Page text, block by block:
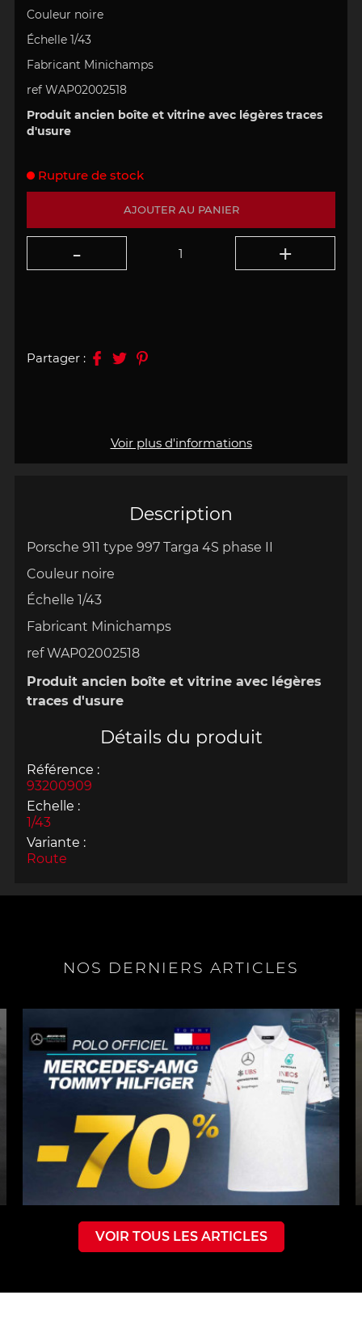
Description
Porsche 911 type 997 Targa 4S phase II
Couleur noire
Échelle 1/43
Fabricant Minichamps
ref WAP02002518
Produit ancien boîte et vitrine avec légères
traces d'usure
Détails du produit
Référence :
93200909
Echelle :
1/43
Variante :
Route
Couleur noire
Échelle 1/43
Fabricant Minichamps
ref WAP02002518
Produit ancien boîte et vitrine avec légères traces
d'usure
Voir plus d'informations
AJOUTER AU PANIER
Rupture de stock
Partager :
NOS DERNIERS ARTICLES
VOIR TOUS LES ARTICLES